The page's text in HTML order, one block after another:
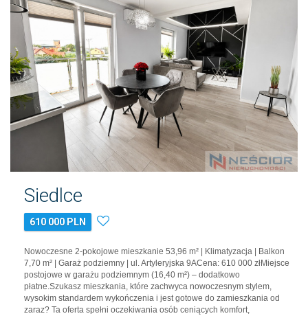
Siedlce
610 000 PLN
Nowoczesne 2-pokojowe mieszkanie 53,96 m² | Klimatyzacja | Balkon
7,70 m² | Garaż podziemny | ul. Artyleryjska 9ACena: 610 000 złMiejsce
postojowe w garażu podziemnym (16,40 m²) – dodatkowo
płatne.Szukasz mieszkania, które zachwyca nowoczesnym stylem,
wysokim standardem wykończenia i jest gotowe do zamieszkania od
zaraz? Ta oferta spełni oczekiwania osób ceniących komfort,